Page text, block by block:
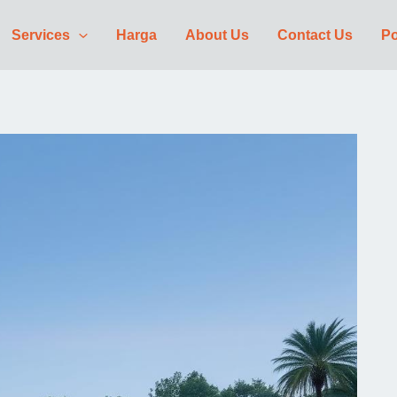
Services Harga About Us Contact Us